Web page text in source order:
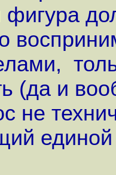
фигура
(да и
не
единой